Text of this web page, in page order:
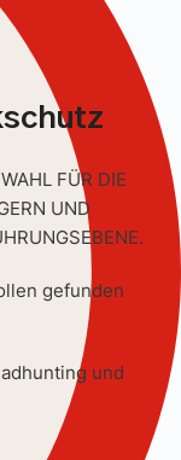
FÜR DIE
UND
gefunden
und